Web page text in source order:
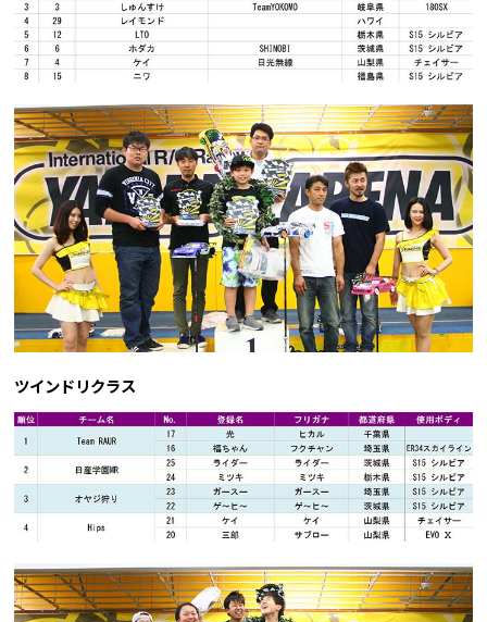
ツインドリクラス